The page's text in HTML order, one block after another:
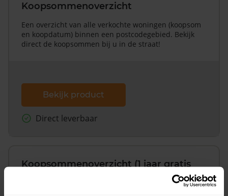
Koopsommenoverzicht
Een overzicht van alle verkochte woningen (koopsom
en koopdatum) binnen een postcodegebied. Bekijk
direct de koopsommen bij u in de straat!
Bekijk product
Direct leverbaar
Koopsommenoverzicht (1 jaar gratis